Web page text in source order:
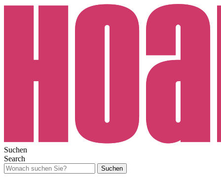
Suchen
Search
Suchen